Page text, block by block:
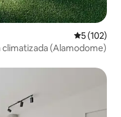
5 (102)
climatizada (Alamodome)